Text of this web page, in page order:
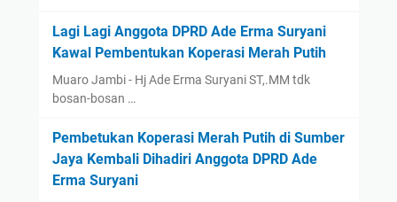
Lagi Lagi Anggota DPRD Ade Erma Suryani
Kawal Pembentukan Koperasi Merah Putih
Muaro Jambi - Hj Ade Erma Suryani ST,.MM tdk
bosan-bosan …
Pembetukan Koperasi Merah Putih di Sumber
Jaya Kembali Dihadiri Anggota DPRD Ade
Erma Suryani